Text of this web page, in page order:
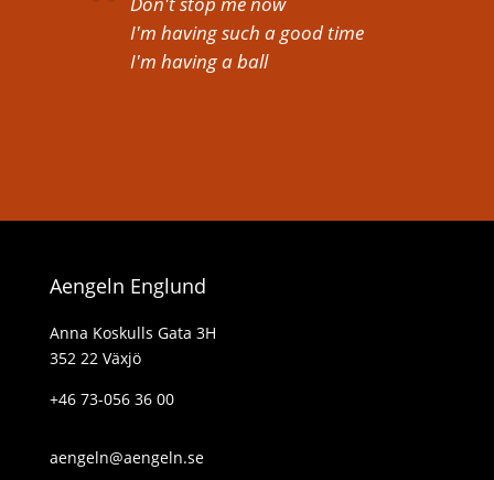
I'm having such a good time
I'm having a ball
Aengeln Englund
Anna Koskulls Gata 3H
352 22 Växjö
+46 73-056 36 00
aengeln@aengeln.se